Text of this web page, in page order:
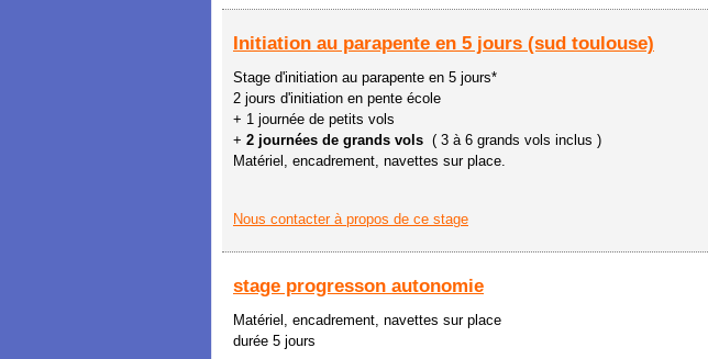
Initiation au parapente en 5 jours (sud toulouse)
Stage d'initiation au parapente en 5 jours*
2 jours d'initiation en pente école
+ 1 journée de petits vols
+ 2 journées de grands vols ( 3 à 6 grands vols inclus )
Matériel, encadrement, navettes sur place.
Nous contacter à propos de ce stage
stage progresson autonomie
Matériel, encadrement, navettes sur place
durée 5 jours